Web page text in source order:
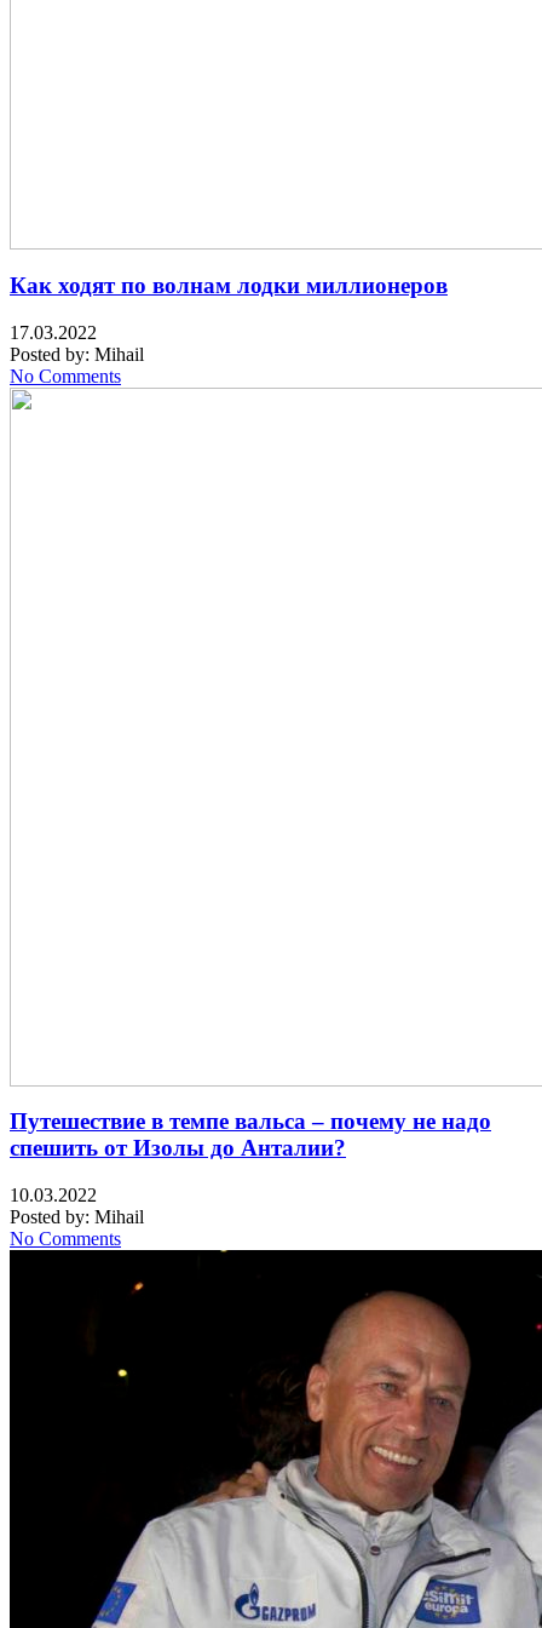
Как ходят по волнам лодки миллионеров
17.03.2022
Posted by: Mihail
No Comments
Путешествие в темпе вальса – почему не надо
спешить от Изолы до Анталии?
10.03.2022
Posted by: Mihail
No Comments